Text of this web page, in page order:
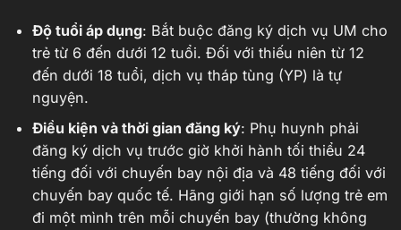
Độ tuổi áp dụng: Bắt buộc đăng ký dịch vụ UM cho
trẻ từ 6 đến dưới 12 tuổi. Đối với thiếu niên từ 12
đến dưới 18 tuổi, dịch vụ tháp tùng (YP) là tự
nguyện.
Điều kiện và thời gian đăng ký: Phụ huynh phải
đăng ký dịch vụ trước giờ khởi hành tối thiểu 24
tiếng đối với chuyến bay nội địa và 48 tiếng đối với
chuyến bay quốc tế. Hãng giới hạn số lượng trẻ em
đi một mình trên mỗi chuyến bay (thường không